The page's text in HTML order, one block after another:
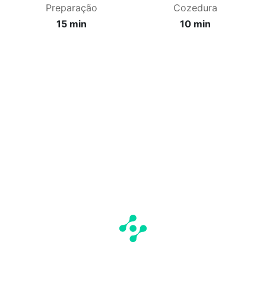
Preparação
15 min
Cozedura
10 min